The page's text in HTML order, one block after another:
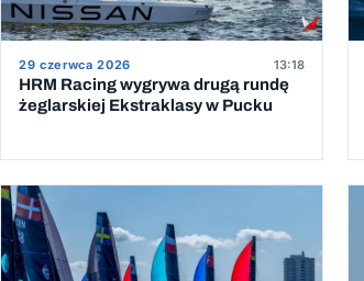
29 czerwca 2026 13:18
HRM Racing wygrywa drugą rundę
żeglarskiej Ekstraklasy w Pucku